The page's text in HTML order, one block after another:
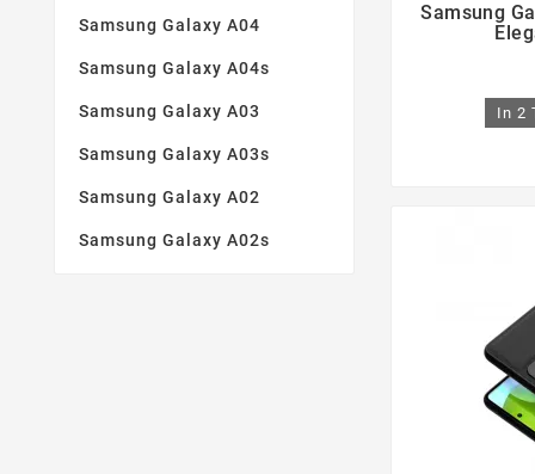
Samsung Galaxy A04
Samsung Galaxy A04s
Samsung Galaxy A03
Samsung Galaxy A03s
Samsung Galaxy A02
Samsung Galaxy A02s
Samsung
In 2